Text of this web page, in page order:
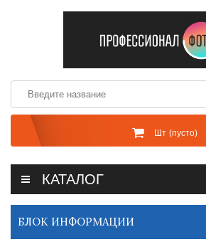
Шт (пусто)
КАТАЛОГ
БЛОК ИНФОРМАЦИИ